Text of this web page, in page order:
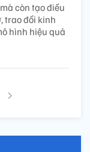
còn tạo điều
trao đổi kinh
hình hiệu quả